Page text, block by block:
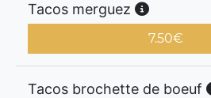
Tacos merguez
7.50€
Tacos brochette de boeuf